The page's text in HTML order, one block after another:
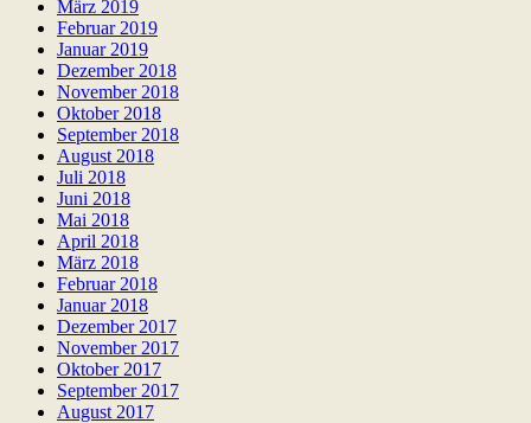
März 2019
Februar 2019
Januar 2019
Dezember 2018
November 2018
Oktober 2018
September 2018
August 2018
Juli 2018
Juni 2018
Mai 2018
April 2018
März 2018
Februar 2018
Januar 2018
Dezember 2017
November 2017
Oktober 2017
September 2017
August 2017